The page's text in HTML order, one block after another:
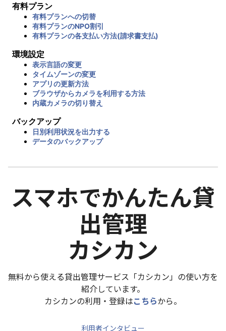
有料プラン
有料プランへの切替
有料プランのNPO割引
有料プランの各支払い方法(請求書支払)
環境設定
表示言語の変更
タイムゾーンの変更
アプリの更新方法
ブラウザからカメラを利用する方法
内蔵カメラの切り替え
バックアップ
日別利用状況を出力する
データのバックアップ
スマホでかんたん貸
出管理
カシカン
無料から使える貸出管理サービス「カシカン」の使い方を
紹介しています。
カシカンの利用・登録はこちらから。
利用者インタビュー